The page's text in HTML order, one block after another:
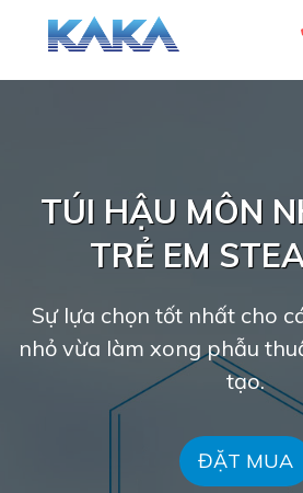
TÚI HẬU MÔN
TRẺ EM
Sự lựa chọn tốt nhất cho
nhỏ vừa làm xong phẫu
tạo.
ĐẶT MUA